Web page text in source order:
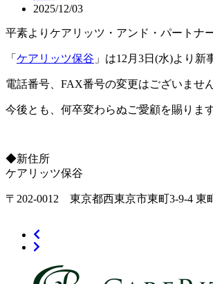
2025/12/03
平素よりケアリッツ・アンド・パートナ
「 ケアリッツ保谷 」は12月3日(水)より新
電話番号、FAX番号の変更はございません
今後とも、何卒変わらぬご愛顧を賜りま
◆新住所
ケアリッツ保谷
〒202-0012 東京都西東京市東町3-9-4 東